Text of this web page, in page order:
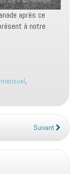
après ce
à notre
,
Suivant